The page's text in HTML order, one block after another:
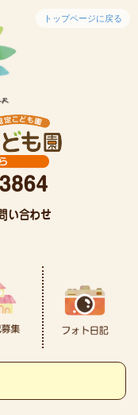
トップページに戻る